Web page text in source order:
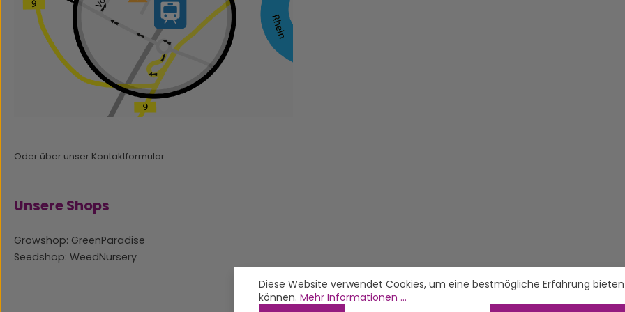
Oder über unser Kontaktformular.
Unsere Shops
Growshop: GreenParadise
Seedshop: WeedNursery
Diese Website verwendet Cookies, um eine bestmögliche Erfahrung
können. Mehr Informationen ...